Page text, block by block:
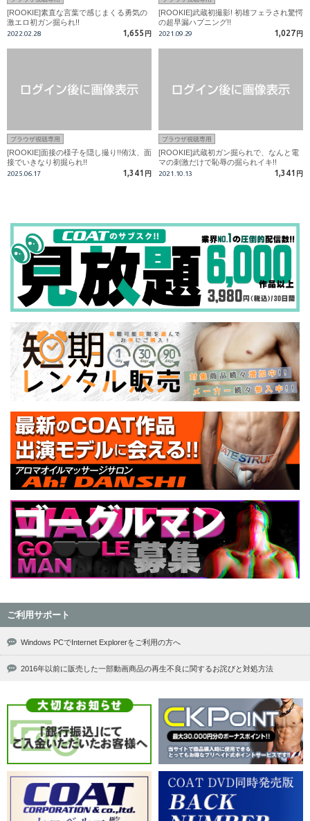
[ROOKIE]素直な言葉で感じまくる勇気の
激エロ初ガン掘られ!!
2022.02.28 1,655 円
[ROOKIE]武蔵初撮影! 初雄フェラされ驚愕
の超早漏ハプニング!!
2021.09.29 1,027 円
ブラウザ視聴専用
[ROOKIE]面接の様子を隠し撮り!!侑汰、面
接でいきなり初掘られ!!
2025.06.17 1,341 円
ブラウザ視聴専用
[ROOKIE]武蔵初ガン掘られで、なんと電
マの刺激だけで恥辱の掘られイキ!!
2021.10.13 1,341 円
ご利用サポート
Windows PCでInternet Explorerをご利用の方へ
2016年以前に販売した一部動画商品の再生不良に関するお詫びと対処方法